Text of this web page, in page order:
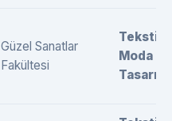
Güzel Sanatlar
Fakültesi
Tekstil
Moda
Tasarımı